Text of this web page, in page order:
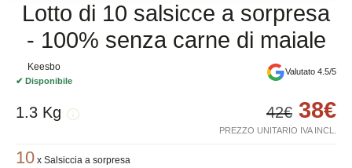
Lotto di 10 salsicce a sorpresa
- 100% senza carne di maiale
Keesbo
✔ Disponibile
Valutato 4.5/5
1.3 Kg 42€ 38€
PREZZO UNITARIO IVA INCL.
10 x Salsiccia a sorpresa